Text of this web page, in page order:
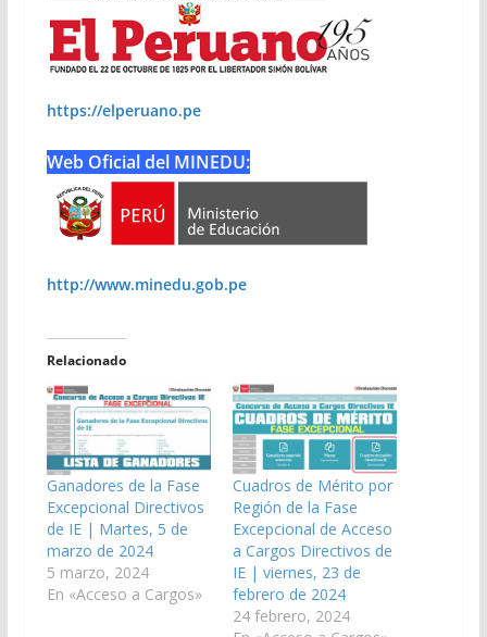
https://elperuano.pe
Web Oficial del MINEDU:
http://www.minedu.gob.pe
Relacionado
Ganadores de la Fase
Excepcional Directivos
de IE | Martes, 5 de
marzo de 2024
5 marzo, 2024
En «Acceso a Cargos»
Cuadros de Mérito por
Región de la Fase
Excepcional de Acceso
a Cargos Directivos de
IE | viernes, 23 de
febrero de 2024
24 febrero, 2024